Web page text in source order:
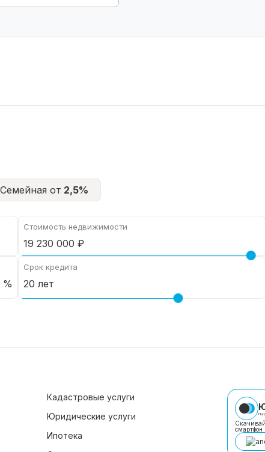
Семейная от 2,5%
Стоимость недвижимости
%
Срок кредита
Кадастровые услуги
Юридические услуги
Ипотека
смартфон